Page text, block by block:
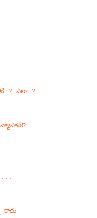
? ఎలా ?
కాదు